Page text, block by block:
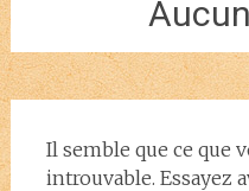
Il semble que ce que
introuvable. Essayez